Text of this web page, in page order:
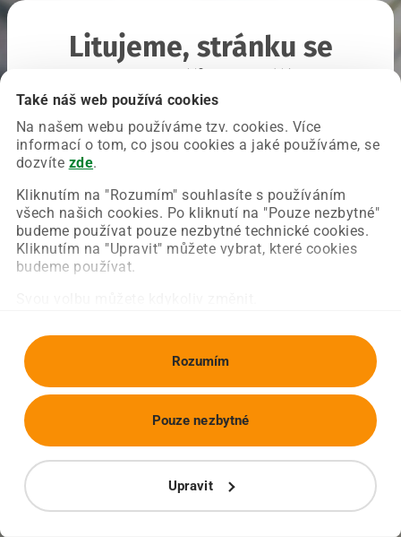
Také náš web používá cookies
Na našem webu používáme tzv. cookies. Více
informací o tom, co jsou cookies a jaké používáme, se
dozvíte zde.
Kliknutím na "Rozumím" souhlasíte s používáním
všech našich cookies. Po kliknutí na "Pouze nezbytné"
budeme používat pouze nezbytné technické cookies.
Kliknutím na "Upravit" můžete vybrat, které cookies
budeme používat.
Rozumím
Upravit
Pouze nezbytné
Litujeme, stránku se
Chyba nastala na naší straně a už ji opravujeme.
Zkuste prosím znovu načíst požadovanou stránku.
Obnovit stránku Úvodní strana